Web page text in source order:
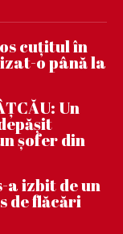
cuțitul în
o până la
Un
șofer din
a izbit de un
de flăcări